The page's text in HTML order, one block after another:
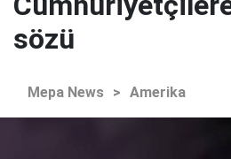
sözü
Mepa News > Amerika